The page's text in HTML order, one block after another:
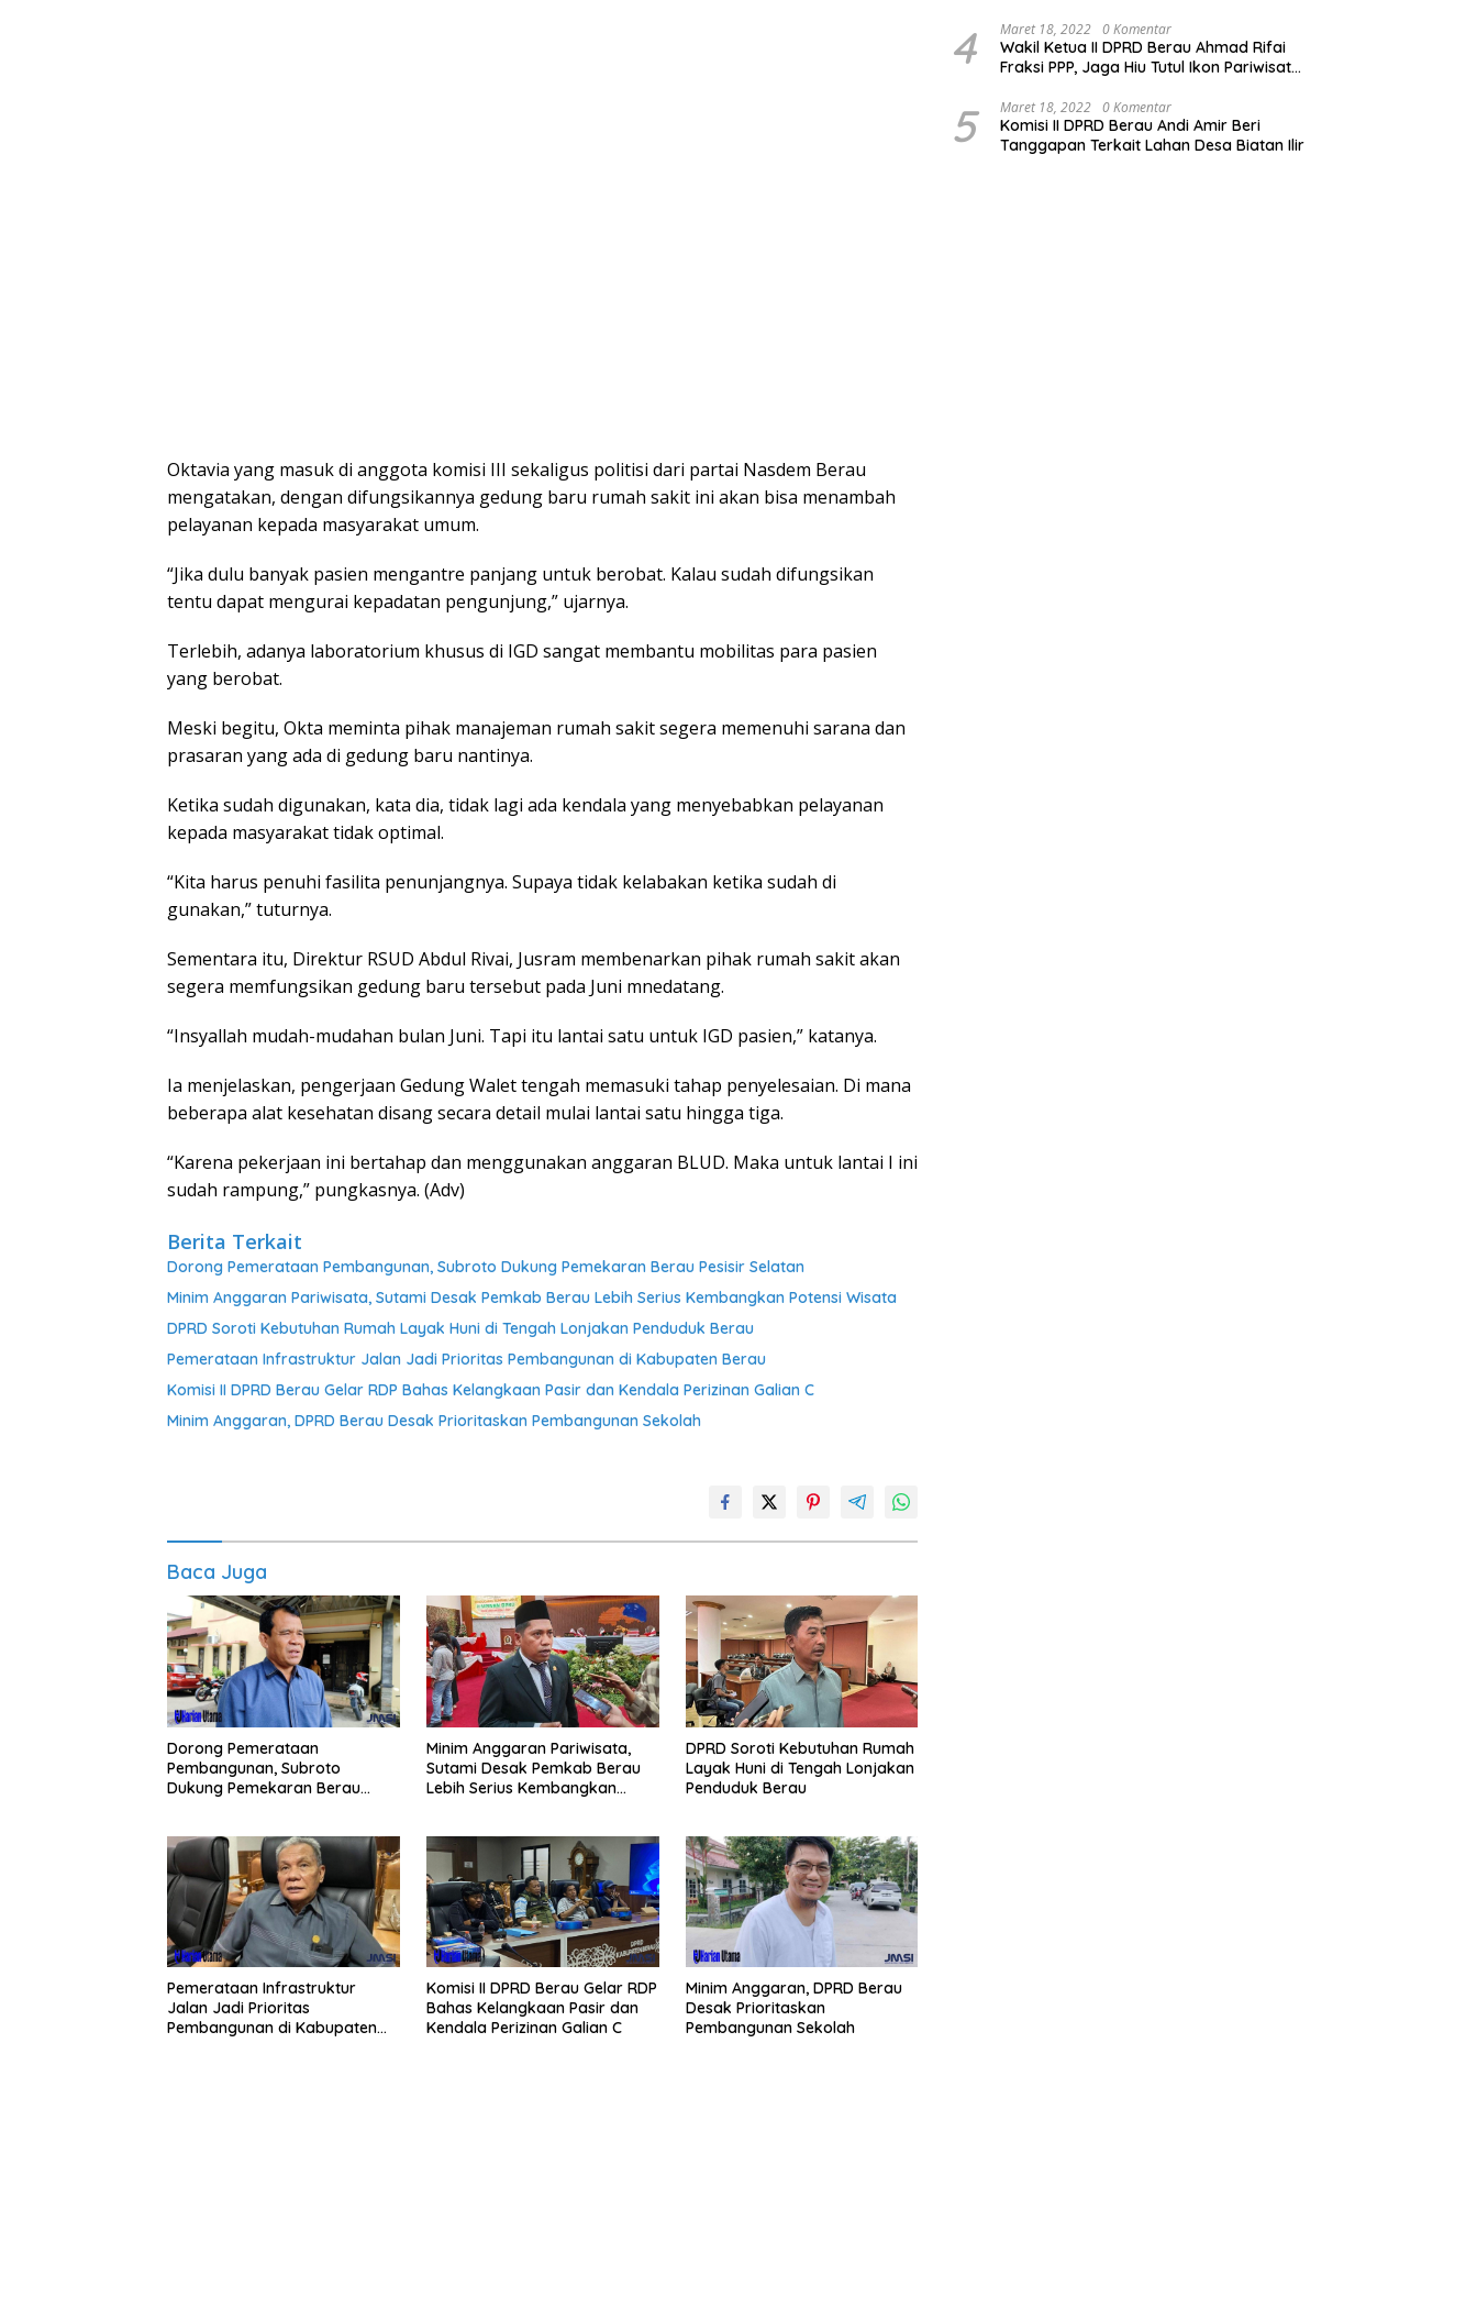
Oktavia yang masuk di anggota komisi III sekaligus politisi dari partai Nasdem Berau
mengatakan, dengan difungsikannya gedung baru rumah sakit ini akan bisa menambah
pelayanan kepada masyarakat umum.
“Jika dulu banyak pasien mengantre panjang untuk berobat. Kalau sudah difungsikan
tentu dapat mengurai kepadatan pengunjung,” ujarnya.
Terlebih, adanya laboratorium khusus di IGD sangat membantu mobilitas para pasien
yang berobat.
Meski begitu, Okta meminta pihak manajeman rumah sakit segera memenuhi sarana dan
prasaran yang ada di gedung baru nantinya.
Ketika sudah digunakan, kata dia, tidak lagi ada kendala yang menyebabkan pelayanan
kepada masyarakat tidak optimal.
“Kita harus penuhi fasilita penunjangnya. Supaya tidak kelabakan ketika sudah di
gunakan,” tuturnya.
Sementara itu, Direktur RSUD Abdul Rivai, Jusram membenarkan pihak rumah sakit akan
segera memfungsikan gedung baru tersebut pada Juni mnedatang.
“Insyallah mudah-mudahan bulan Juni. Tapi itu lantai satu untuk IGD pasien,” katanya.
Ia menjelaskan, pengerjaan Gedung Walet tengah memasuki tahap penyelesaian. Di mana
beberapa alat kesehatan disang secara detail mulai lantai satu hingga tiga.
“Karena pekerjaan ini bertahap dan menggunakan anggaran BLUD. Maka untuk lantai I ini
sudah rampung,” pungkasnya. (Adv)
Berita Terkait
Dorong Pemerataan Pembangunan, Subroto Dukung Pemekaran Berau Pesisir Selatan
Minim Anggaran Pariwisata, Sutami Desak Pemkab Berau Lebih Serius Kembangkan Potensi Wisata
DPRD Soroti Kebutuhan Rumah Layak Huni di Tengah Lonjakan Penduduk Berau
Pemerataan Infrastruktur Jalan Jadi Prioritas Pembangunan di Kabupaten Berau
Komisi II DPRD Berau Gelar RDP Bahas Kelangkaan Pasir dan Kendala Perizinan Galian C
Minim Anggaran, DPRD Berau Desak Prioritaskan Pembangunan Sekolah
Baca Juga
Dorong Pemerataan
Pembangunan, Subroto
Dukung Pemekaran Berau
Minim Anggaran Pariwisata,
Sutami Desak Pemkab Berau
Lebih Serius Kembangkan
DPRD Soroti Kebutuhan Rumah
Layak Huni di Tengah Lonjakan
Penduduk Berau
Pemerataan Infrastruktur
Jalan Jadi Prioritas
Pembangunan di Kabupaten
Komisi II DPRD Berau Gelar RDP
Bahas Kelangkaan Pasir dan
Kendala Perizinan Galian C
Minim Anggaran, DPRD Berau
Desak Prioritaskan
Pembangunan Sekolah
4 Maret 18, 2022 0 Komentar
Wakil Ketua II DPRD Berau Ahmad Rifai
Fraksi PPP, Jaga Hiu Tutul Ikon Pariwisata
5 Maret 18, 2022 0 Komentar
Komisi II DPRD Berau Andi Amir Beri
Tanggapan Terkait Lahan Desa Biatan Ilir